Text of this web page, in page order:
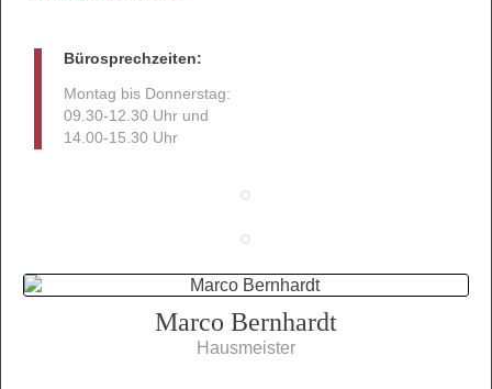
Bürosprechzeiten:
Montag bis Donnerstag:
09.30-12.30 Uhr und
14.00-15.30 Uhr
Marco Bernhardt
Hausmeister